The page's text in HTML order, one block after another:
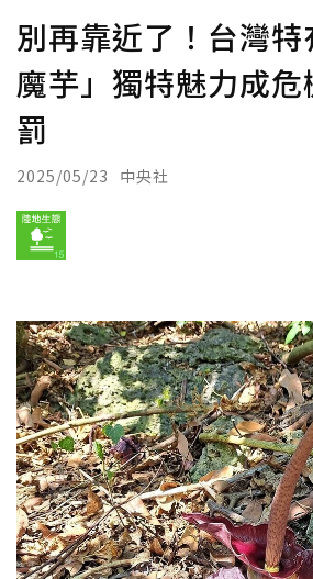
別再靠近了！台灣
魔芋」獨特魅力成危
罰
2025/05/23 中央社